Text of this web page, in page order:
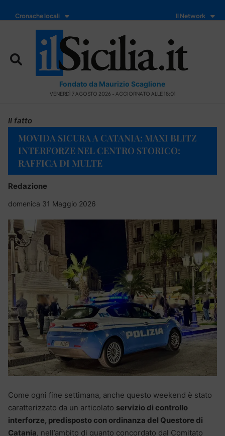
Cronache locali Il Network
Fondato da Maurizio Scaglione
VENERDÌ 7 AGOSTO 2026 - AGGIORNATO ALLE 18:01
Il fatto
MOVIDA SICURA A CATANIA: MAXI BLITZ
INTERFORZE NEL CENTRO STORICO:
RAFFICA DI MULTE
Redazione
domenica 31 Maggio 2026
Come ogni fine settimana, anche questo weekend è stato
caratterizzato da un articolato servizio di controllo
interforze, predisposto con ordinanza del Questore di
Catania, nell’ambito di quanto concordato dal Comitato